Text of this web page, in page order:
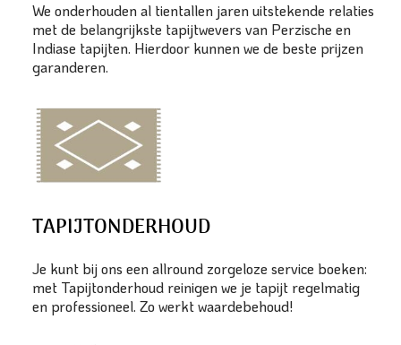
We onderhouden al tientallen jaren uitstekende relaties
met de belangrijkste tapijtwevers van Perzische en
Indiase tapijten. Hierdoor kunnen we de beste prijzen
garanderen.
TAPIJTONDERHOUD
Je kunt bij ons een allround zorgeloze service boeken:
met Tapijtonderhoud reinigen we je tapijt regelmatig
en professioneel. Zo werkt waardebehoud!